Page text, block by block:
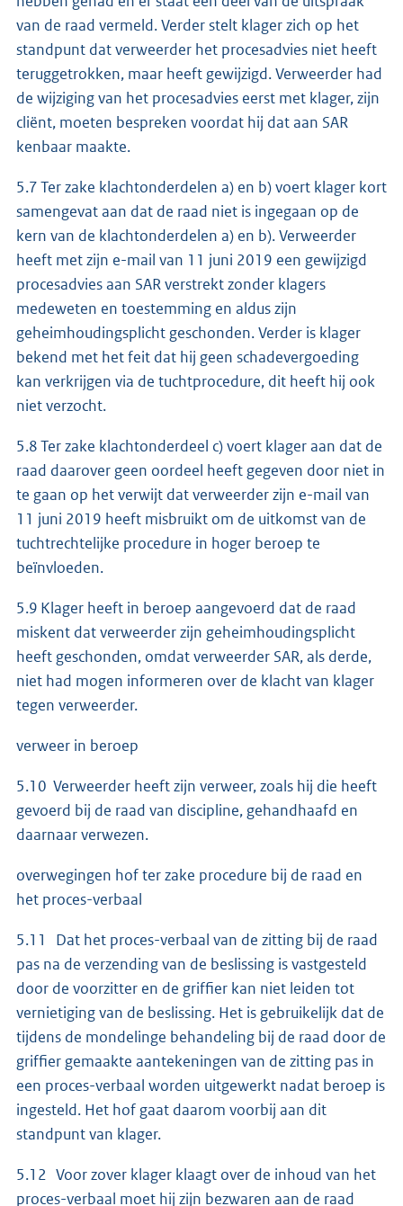
van de raad vermeld. Verder stelt klager zich op het
standpunt dat verweerder het procesadvies niet heeft
teruggetrokken, maar heeft gewijzigd. Verweerder had
de wijziging van het procesadvies eerst met klager, zijn
cliënt, moeten bespreken voordat hij dat aan SAR
kenbaar maakte.
5.7 Ter zake klachtonderdelen a) en b) voert klager kort
samengevat aan dat de raad niet is ingegaan op de
kern van de klachtonderdelen a) en b). Verweerder
heeft met zijn e-mail van 11 juni 2019 een gewijzigd
procesadvies aan SAR verstrekt zonder klagers
medeweten en toestemming en aldus zijn
geheimhoudingsplicht geschonden. Verder is klager
bekend met het feit dat hij geen schadevergoeding
kan verkrijgen via de tuchtprocedure, dit heeft hij ook
niet verzocht.
5.8 Ter zake klachtonderdeel c) voert klager aan dat de
raad daarover geen oordeel heeft gegeven door niet in
te gaan op het verwijt dat verweerder zijn e-mail van
11 juni 2019 heeft misbruikt om de uitkomst van de
tuchtrechtelijke procedure in hoger beroep te
beïnvloeden.
5.9 Klager heeft in beroep aangevoerd dat de raad
miskent dat verweerder zijn geheimhoudingsplicht
heeft geschonden, omdat verweerder SAR, als derde,
niet had mogen informeren over de klacht van klager
tegen verweerder.
verweer in beroep
5.10 Verweerder heeft zijn verweer, zoals hij die heeft
gevoerd bij de raad van discipline, gehandhaafd en
daarnaar verwezen.
overwegingen hof ter zake procedure bij de raad en
het proces-verbaal
5.11 Dat het proces-verbaal van de zitting bij de raad
pas na de verzending van de beslissing is vastgesteld
door de voorzitter en de griffier kan niet leiden tot
vernietiging van de beslissing. Het is gebruikelijk dat de
tijdens de mondelinge behandeling bij de raad door de
griffier gemaakte aantekeningen van de zitting pas in
een proces-verbaal worden uitgewerkt nadat beroep is
ingesteld. Het hof gaat daarom voorbij aan dit
standpunt van klager.
5.12 Voor zover klager klaagt over de inhoud van het
proces-verbaal moet hij zijn bezwaren aan de raad